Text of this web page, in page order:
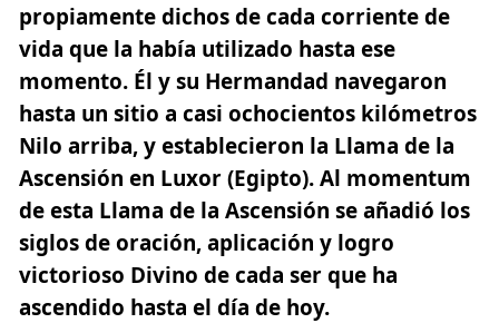
propiamente dichos de cada corriente de
vida que la había utilizado hasta ese
momento. Él y su Hermandad navegaron
hasta un sitio a casi ochocientos kilómetros
Nilo arriba, y establecieron la Llama de la
Ascensión en Luxor (Egipto). Al momentum
de esta Llama de la Ascensión se añadió los
siglos de oración, aplicación y logro
victorioso Divino de cada ser que ha
ascendido hasta el día de hoy.